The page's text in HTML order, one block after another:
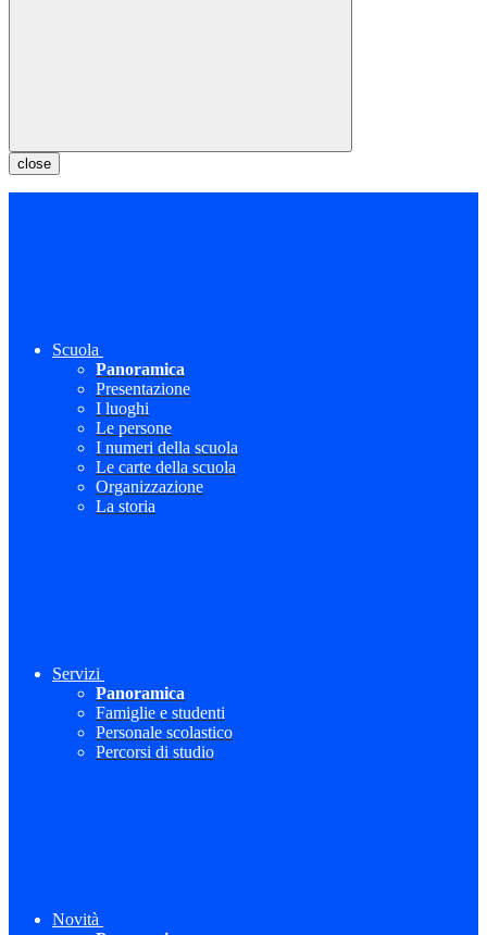
close
Scuola
Panoramica
Presentazione
I luoghi
Le persone
I numeri della scuola
Le carte della scuola
Organizzazione
La storia
Servizi
Panoramica
Famiglie e studenti
Personale scolastico
Percorsi di studio
Novità